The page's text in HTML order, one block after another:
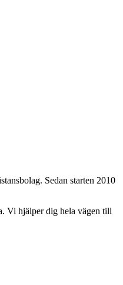
Sedan starten 2010
Vi hjälper dig hela vägen till